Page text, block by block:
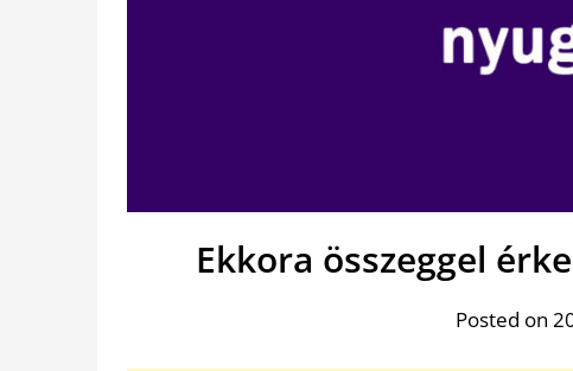
Ekkora összeggel
Posted on